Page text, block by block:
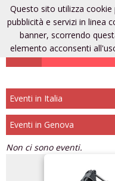
Eventi
Aggiungi un
Eventi in Italia
Eventi in Genova
Non ci sono eventi.
Questo sito utilizza
pubblicità e servizi in linea
banner, scorrendo
elemento acconsenti